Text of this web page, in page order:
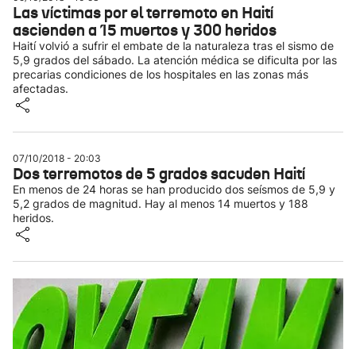
Las víctimas por el terremoto en Haití
ascienden a 15 muertos y 300 heridos
Haití volvió a sufrir el embate de la naturaleza tras el sismo de
5,9 grados del sábado. La atención médica se dificulta por las
precarias condiciones de los hospitales en las zonas más
afectadas.
07/10/2018 - 20:03
Dos terremotos de 5 grados sacuden Haití
En menos de 24 horas se han producido dos seísmos de 5,9 y
5,2 grados de magnitud. Hay al menos 14 muertos y 188
heridos.